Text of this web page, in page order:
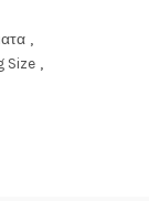
,
Size ,